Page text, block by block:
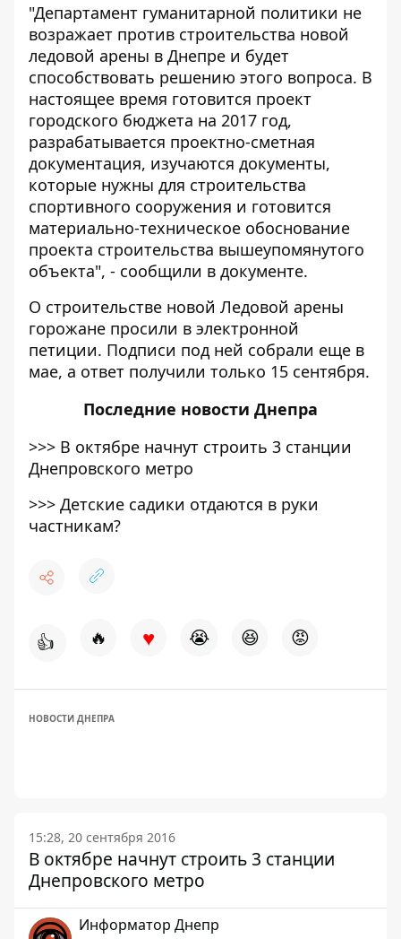
"Департамент гуманитарной политики не
возражает против строительства новой
ледовой арены в Днепре и будет
способствовать решению этого вопроса. В
настоящее время готовится проект
городского бюджета на 2017 год,
разрабатывается проектно-сметная
документация, изучаются документы,
которые нужны для строительства
спортивного сооружения и готовится
материально-техническое обоснование
проекта строительства вышеупомянутого
объекта", - сообщили в документе.
О строительстве новой Ледовой арены
горожане просили в электронной
петиции. Подписи под ней собрали еще в
мае, а ответ получили только 15 сентября.
Последние новости Днепра
>>> В октябре начнут строить 3 станции
Днепровского метро
>>> Детские садики отдаются в руки
частникам?
👍 🔥 ♥ 😭 😆 😡
НОВОСТИ ДНЕПРА
15:28, 20 сентября 2016
В октябре начнут строить 3 станции
Днепровского метро
Информатор Днепр